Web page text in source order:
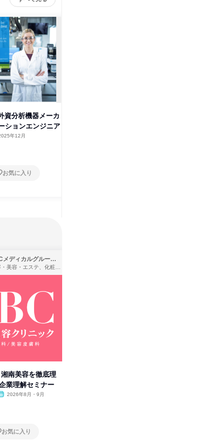
資分析機器メーカ
ションエンジニア
年12月
お気に入り
SBCメディカルグループ株式会社
理容・美容・エステ、化粧品・理美容用品小売、医療・病院
湘南美容を徹底理
業理解セミナー
2026年8月・9月
お気に入り